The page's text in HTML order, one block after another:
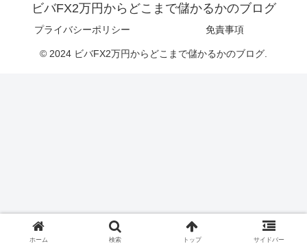
ビバFX2万円からどこまで儲かるかのブログ
プライバシーポリシー 免責事項
© 2024 ビバFX2万円からどこまで儲かるかのブログ.
ホーム 検索 トップ サイドバー